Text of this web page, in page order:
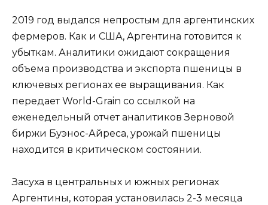
2019 год выдался непростым для аргентинских
фермеров. Как и США, Аргентина готовится к
убыткам. Аналитики ожидают сокращения
объема производства и экспорта пшеницы в
ключевых регионах ее выращивания. Как
передает World-Grain со ссылкой на
еженедельный отчет аналитиковЗерновой
биржи Буэнос-Айреса, урожай пшеницы
находится в критическом состоянии.
Засуха в центральных и южных регионах
Аргентины, которая установилась 2-3 месяца